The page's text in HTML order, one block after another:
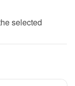
selected